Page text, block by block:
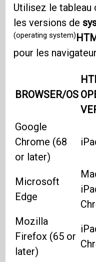
Utilisez le tableau
les versions de
(operating system)
pour les
BROWSER/OS
Google
Chrome (68
or later)
Microsoft
Edge
Mozilla
Firefox (65 or
later)